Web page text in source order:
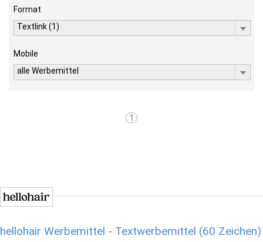
Format
Textlink (1)
Mobile
alle Werbemittel
1
hellohair Werbemittel - Textwerbemittel (60 Zeichen)